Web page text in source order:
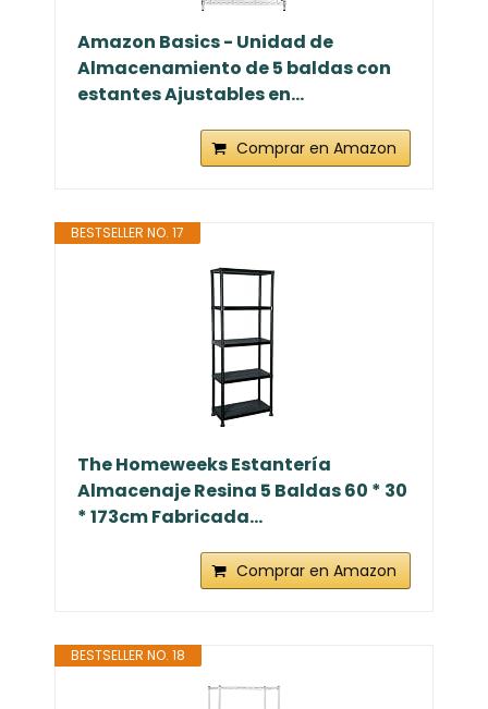
Amazon Basics - Unidad de
Almacenamiento de 5 baldas con
estantes Ajustables en...
Comprar en Amazon
BESTSELLER NO. 17
The Homeweeks Estantería
Almacenaje Resina 5 Baldas 60 * 30
* 173cm Fabricada...
Comprar en Amazon
BESTSELLER NO. 18